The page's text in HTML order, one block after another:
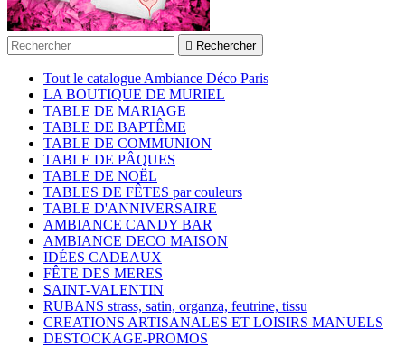
 Rechercher
Tout le catalogue Ambiance Déco Paris
LA BOUTIQUE DE MURIEL
TABLE DE MARIAGE
TABLE DE BAPTÊME
TABLE DE COMMUNION
TABLE DE PÂQUES
TABLE DE NOËL
TABLES DE FÊTES par couleurs
TABLE D'ANNIVERSAIRE
AMBIANCE CANDY BAR
AMBIANCE DECO MAISON
IDÉES CADEAUX
FÊTE DES MERES
SAINT-VALENTIN
RUBANS strass, satin, organza, feutrine, tissu
CREATIONS ARTISANALES ET LOISIRS MANUELS
DESTOCKAGE-PROMOS